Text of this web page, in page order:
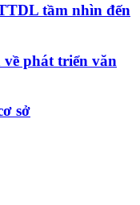
tầm nhìn đến
phát triển văn
sở